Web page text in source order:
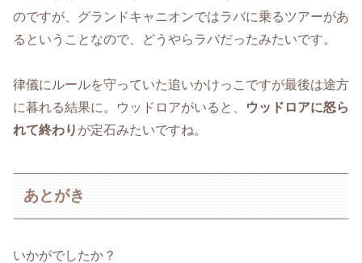
のですが、グランドキャニオンではラバに乗るツアーがあ
るということなので、どうやらラバだったみたいです。
律儀にルールを守っていた追いかけっこですが最後は途方
に暮れる結果に。ウッドロアがいると、
ウッドロアに怒ら
れて終わり が定石みたいですね。
あとがき
いかがでしたか？